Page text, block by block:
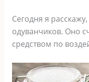
Сегодня я
одуванчиков. Оно
средством по